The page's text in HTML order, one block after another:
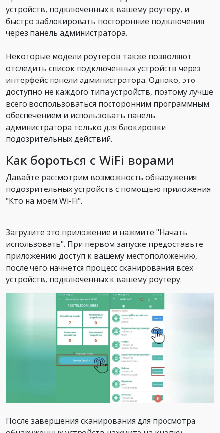
устройств, подключенных к вашему роутеру, и
быстро заблокировать посторонние подключения
через панель администратора.
Некоторые модели роутеров также позволяют
отследить список подключенных устройств через
интерфейс панели администратора. Однако, это
доступно не каждого типа устройств, поэтому лучше
всего воспользоваться посторонним программным
обеспечением и использовать панель
администратора только для блокировки
подозрительных действий.
Как бороться с WiFi ворами
Давайте рассмотрим возможность обнаружения
подозрительных устройств с помощью приложения
"Кто на моем Wi-Fi".
Загрузите это приложение и нажмите "Начать
использовать". При первом запуске предоставьте
приложению доступ к вашему местоположению,
после чего начнется процесс сканирования всех
устройств, подключенных к вашему роутеру.
После завершения сканирования для просмотра